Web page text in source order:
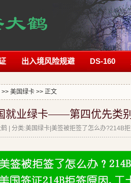
出入境风险规避 DS-160
>> 美国绿卡 >> 正文
就业绿卡——第四优先类别
| 分类:美国绿卡|美签被拒签了怎么办?214B